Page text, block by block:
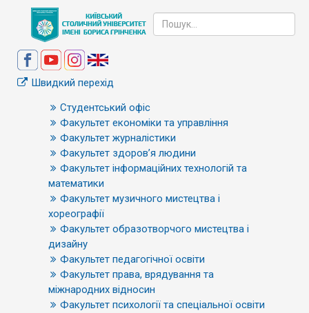
Швидкий перехід
Студентський офіс
Факультет економіки та управління
Факультет журналістики
Факультет здоров’я людини
Факультет інформаційних технологій та
математики
Факультет музичного мистецтва і
хореографії
Факультет образотворчого мистецтва і
дизайну
Факультет педагогічної освіти
Факультет права, врядування та
міжнародних відносин
Факультет психології та спеціальної освіти